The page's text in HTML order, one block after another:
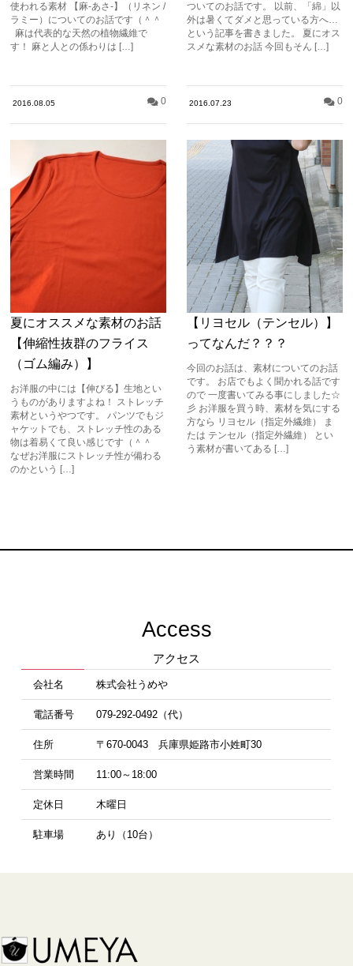
使われる素材 【麻-あさ-】（リネン /
ラミー）についてのお話です（＾＾
麻は代表的な天然の植物繊維で
す！ 麻と人との係わりは […]
ついてのお話です。 以前、「綿」以
外は暑くてダメと思っている方へ…
という記事を書きました。 夏にオス
スメな素材のお話 今回もそん […]
2016.08.05 0
夏にオススメな素材のお話
【伸縮性抜群のフライス
（ゴム編み）】
お洋服の中には【伸びる】生地とい
うものがありますよね！ ストレッチ
素材というやつです。 パンツでもジ
ャケットでも、ストレッチ性のある
物は着易くて良い感じです（＾＾
なぜお洋服にストレッチ性が備わる
のかという […]
2016.07.23 0
【リヨセル（テンセル）】
ってなんだ？？？
今回のお話は、素材についてのお話
です。 お店でもよく聞かれる話です
ので 一度書いてみる事にしました☆
彡 お洋服を買う時、素材を気にする
方なら リヨセル（指定外繊維） ま
たは テンセル（指定外繊維） とい
う素材が書いてある […]
Access
アクセス
会社名 株式会社うめや
電話番号 079-292-0492（代）
住所 〒670-0043 兵庫県姫路市小姓町30
営業時間 11:00～18:00
定休日 木曜日
駐車場 あり（10台）